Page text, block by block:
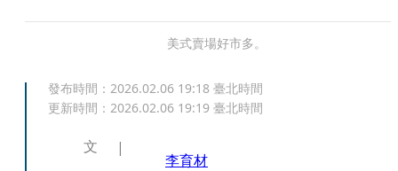
美式賣場好市多。
發布時間： 2026.02.06 19:18 臺北時間
更新時間： 2026.02.06 19:19 臺北時間
文
李育材